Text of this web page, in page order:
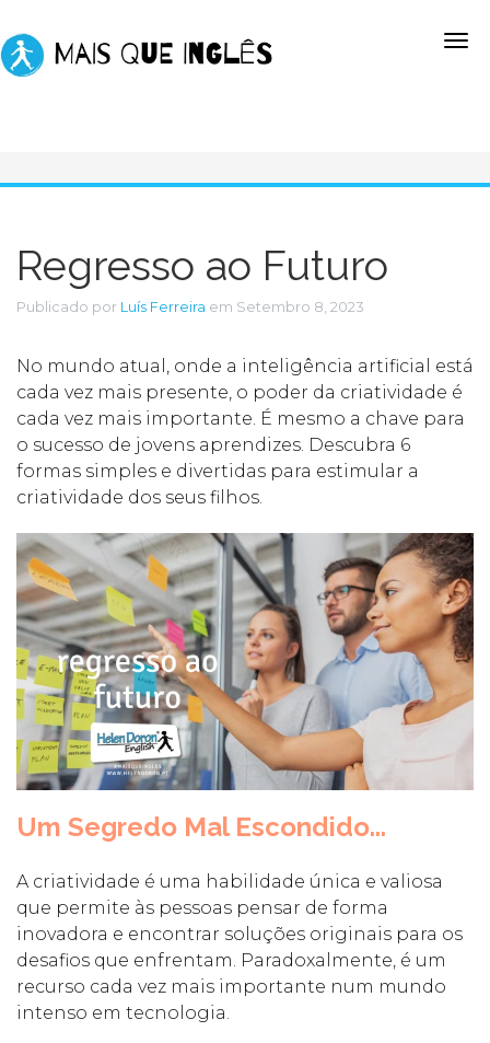
Regresso ao Futuro
Publicado por Luís Ferreira em Setembro 8, 2023
No mundo atual, onde a inteligência artificial está
cada vez mais presente, o poder da criatividade é
cada vez mais importante. É mesmo a chave para
o sucesso de jovens aprendizes. Descubra 6
formas simples e divertidas para estimular a
criatividade dos seus filhos.
Um Segredo Mal Escondido...
A criatividade é uma habilidade única e valiosa
que permite às pessoas pensar de forma
inovadora e encontrar soluções originais para os
desafios que enfrentam. Paradoxalmente, é um
recurso cada vez mais importante num mundo
intenso em tecnologia.